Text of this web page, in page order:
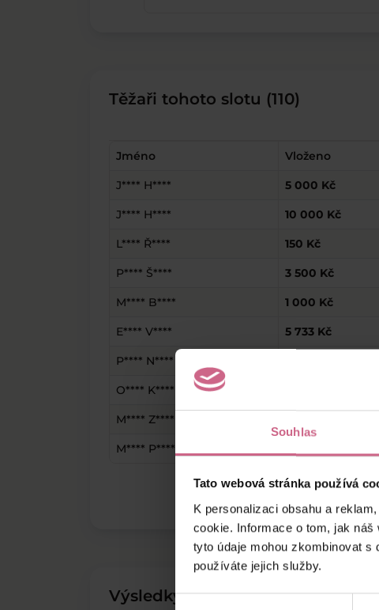
Souhlas
Tato webová stránka používá
K personalizaci obsahu a
cookie. Informace o tom, jak
tyto údaje mohou zkombinovat
používáte jejich služby.
Výběr
Těžaři tohoto slotu (110)
Jméno Vloženo
J**** H**** 5 000 Kč
J**** H**** 10 000 Kč
L**** Ř**** 150 Kč
P**** Š**** 3 500 Kč
M**** B**** 1 000 Kč
E**** V**** 5 733 Kč
P**** N****
O**** K****
M**** Z****
M**** P****
Výsledky těžby